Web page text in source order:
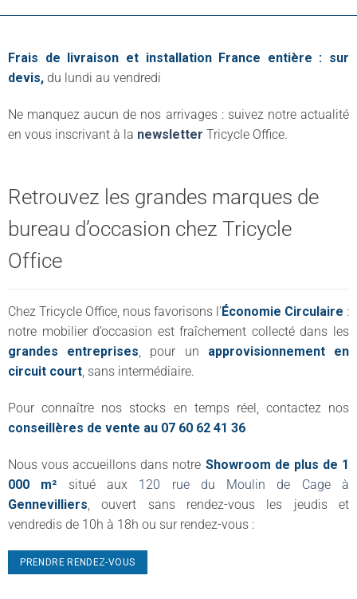
Frais de livraison et installation France entière : sur
devis, du lundi au vendredi
Ne manquez aucun de nos arrivages : suivez notre actualité
en vous inscrivant à la newsletter Tricycle Office.
Retrouvez les grandes marques de
bureau d’occasion chez Tricycle
Office
Chez Tricycle Office, nous favorisons l’Économie Circulaire :
notre mobilier d’occasion est fraîchement collecté dans les
grandes entreprises, pour un approvisionnement en
circuit court, sans intermédiaire.
Pour connaître nos stocks en temps réel, contactez nos
conseillères de vente au 07 60 62 41 36
Nous vous accueillons dans notre Showroom de plus de 1
000 m² situé aux 120 rue du Moulin de Cage à
Gennevilliers , ouvert sans rendez-vous les jeudis et
vendredis de 10h à 18h ou sur rendez-vous :
PRENDRE RENDEZ-VOUS